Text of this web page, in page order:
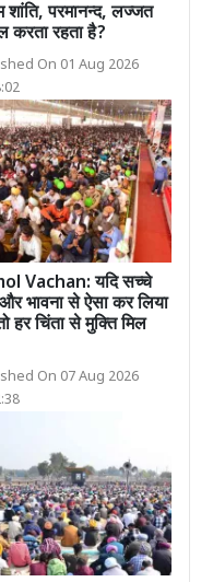
शांति, परमानन्द, लज्जत
करता रहता है?
On 01 Aug 2026
Vachan: यदि सच्चे
भावना से ऐसा कर लिया
हर चिंता से मुक्ति मिल
On 07 Aug 2026